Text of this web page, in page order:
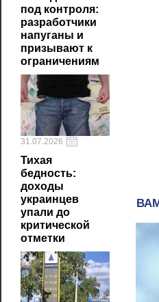
под контроля:
разработчики
напуганы и
призывают к
ограничениям
31.07.2026
Тихая
бедность:
доходы
украинцев
упали до
критической
отметки